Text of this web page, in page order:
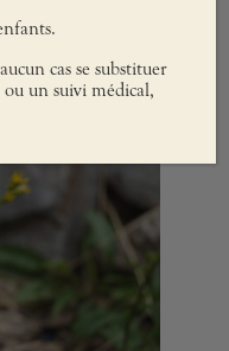
cas se substituer
un suivi médical,